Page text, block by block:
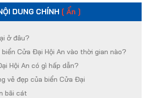
DUNG CHÍNH [ Ẩn ]
ở đâu?
Cửa Đại Hội An vào thời gian nào?
Hội An có gì hấp dẫn?
vẻ đẹp của biển Cửa Đại
bãi cát